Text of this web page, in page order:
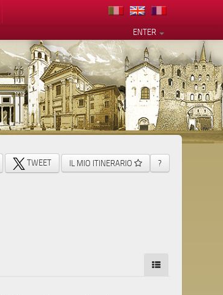
ENTER
TWEET IL MIO ITINERARIO ?